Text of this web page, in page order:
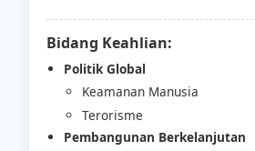
Bidang Keahlian:
Politik Global
Keamanan Manusia
Terorisme
Pembangunan Berkelanjutan